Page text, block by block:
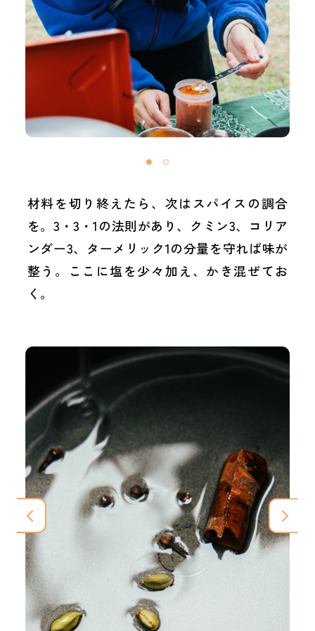
材料を切り終えたら、次はスパイスの調合
を。3・3・1の法則があり、クミン3、コリア
ンダー3、ターメリック1の分量を守れば味が
整う。ここに塩を少々加え、かき混ぜてお
く。